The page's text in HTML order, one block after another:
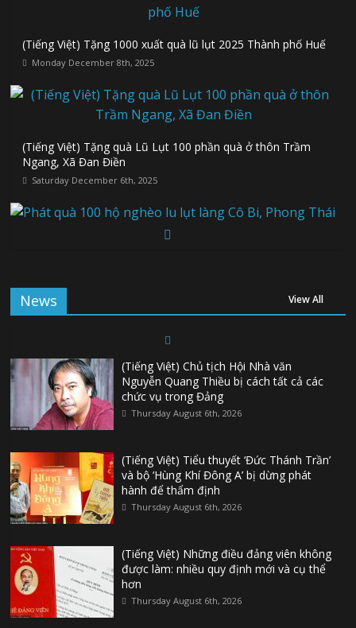
(Tiếng Việt) Tặng 1000 xuất quà lũ lụt 2025 Thành phố Huế
Monday December 8th, 2025
(Tiếng Việt) Tặng quà Lũ Lụt 100 phần quà ở thôn Trầm
Ngang, Xã Đan Điền
Saturday December 6th, 2025
News View All
(Tiếng Việt) Chủ tịch Hội Nhà văn
Nguyễn Quang Thiều bị cách tất cả các
chức vụ trong Đảng
Thursday August 6th, 2026
(Tiếng Việt) Tiểu thuyết ‘Đức Thánh Trần’
và bộ ‘Hùng Khí Đông A’ bị dừng phát
hành để thẩm định
Thursday August 6th, 2026
(Tiếng Việt) Những điều đảng viên không
được làm: nhiều quy định mới và cụ thể
hơn
Thursday August 6th, 2026